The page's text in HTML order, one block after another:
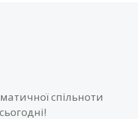
спільноти